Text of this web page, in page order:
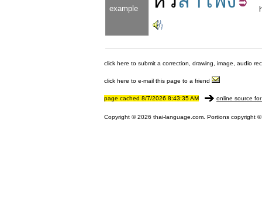
example
click here to submit a correction, drawing, image, audio
click here to e-mail this page to a friend
page cached 8/7/2026 8:43:35 AM online source
Copyright © 2026 thai-language.com. Portions copyright